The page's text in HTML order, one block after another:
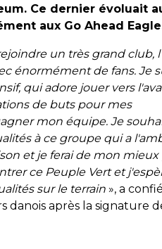
Ce dernier évoluait
aux Go Ahead
un très grand club,
énormément de fans. Je
qui adore jouer vers
de buts pour mes
mon équipe. Je
à ce groupe qui a
et je ferai de mon mieux
ce Peuple Vert et
sur le terrain », a
danois après la signature